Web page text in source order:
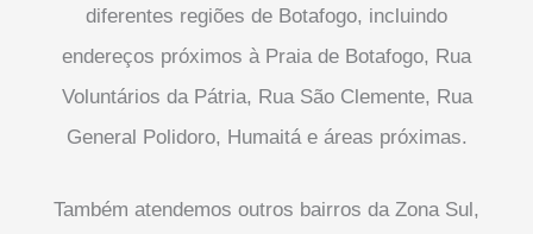
diferentes regiões de Botafogo, incluindo
endereços próximos à Praia de Botafogo, Rua
Voluntários da Pátria, Rua São Clemente, Rua
General Polidoro, Humaitá e áreas próximas.
Também atendemos outros bairros da Zona Sul,